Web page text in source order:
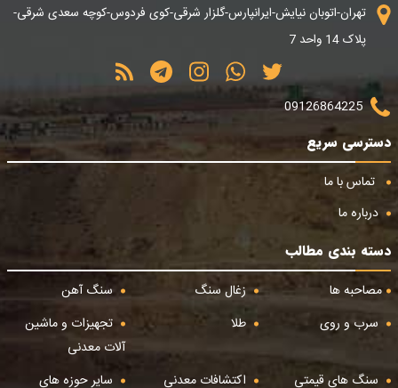
تهران-اتوبان نیایش-ایرانپارس-گلزار شرقی-کوی فردوس-کوچه سعدی شرقی-
پلاک 14 واحد 7
09126864225
دسترسی سریع
تماس با ما
درباره ما
دسته بندی مطالب
مصاحبه ها
زغال سنگ
سنگ آهن
سرب و روی
طلا
تجهیزات و ماشین
آلات معدنی
سنگ های قیمتی
اکتشافات معدنی سایر حوزه های